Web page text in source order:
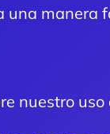
una manera
nuestro uso